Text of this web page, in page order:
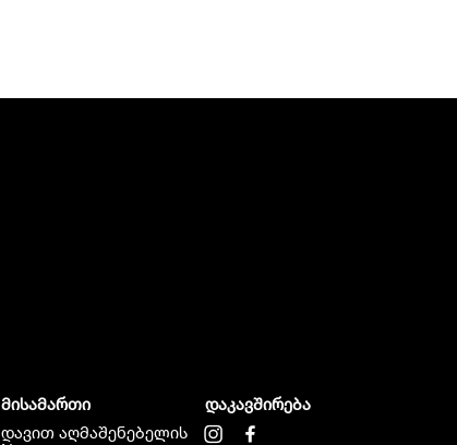
მისამართი
დავით აღმაშენებელის
დაკავშირება